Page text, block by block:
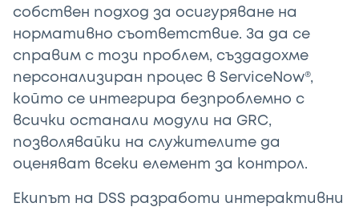
собствен подход за осигуряване на
нормативно съответствие. За да се
справим с този проблем, създадохме
персонализиран процес в ServiceNow®,
който се интегрира безпроблемно с
всички останали модули на GRC,
позволявайки на служителите да
оценяват всеки елемент за контрол.
Екипът на DSS разработи интерактивни